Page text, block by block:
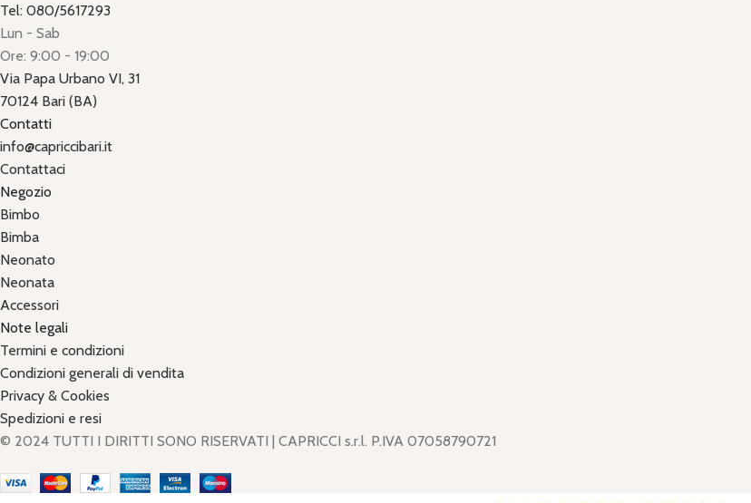
Tel: 080/5617293
Lun - Sab
Ore: 9:00 - 19:00
Via Papa Urbano VI, 31
70124 Bari (BA)
Contatti
info@capriccibari.it
Contattaci
Negozio
Bimbo
Bimba
Neonato
Neonata
Accessori
Note legali
Termini e condizioni
Condizioni generali di vendita
Privacy & Cookies
Spedizioni e resi
© 2024 TUTTI I DIRITTI SONO RISERVATI | CAPRICCI s.r.l. P.IVA 07058790721